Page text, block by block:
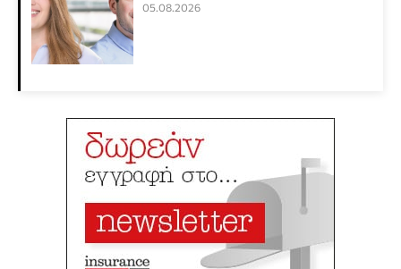
05.08.2026